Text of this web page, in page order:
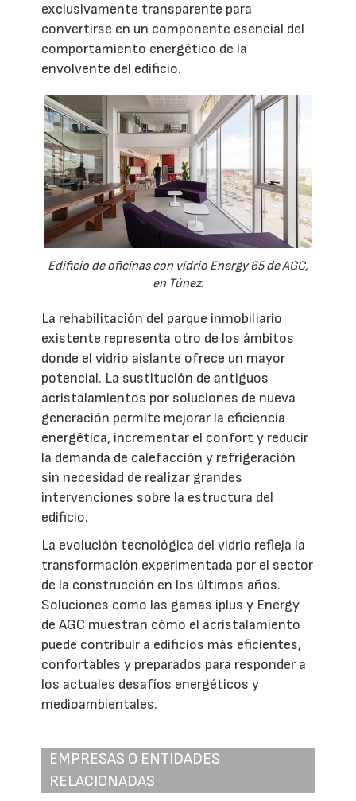
exclusivamente transparente para
convertirse en un componente esencial del
comportamiento energético de la
envolvente del edificio.
Edificio de oficinas con vidrio Energy 65 de AGC,
en Túnez.
La rehabilitación del parque inmobiliario
existente representa otro de los ámbitos
donde el vidrio aislante ofrece un mayor
potencial. La sustitución de antiguos
acristalamientos por soluciones de nueva
generación permite mejorar la eficiencia
energética, incrementar el confort y reducir
la demanda de calefacción y refrigeración
sin necesidad de realizar grandes
intervenciones sobre la estructura del
edificio.
La evolución tecnológica del vidrio refleja la
transformación experimentada por el sector
de la construcción en los últimos años.
Soluciones como las gamas iplus y Energy
de AGC muestran cómo el acristalamiento
puede contribuir a edificios más eficientes,
confortables y preparados para responder a
los actuales desafíos energéticos y
medioambientales.
EMPRESAS O ENTIDADES
RELACIONADAS